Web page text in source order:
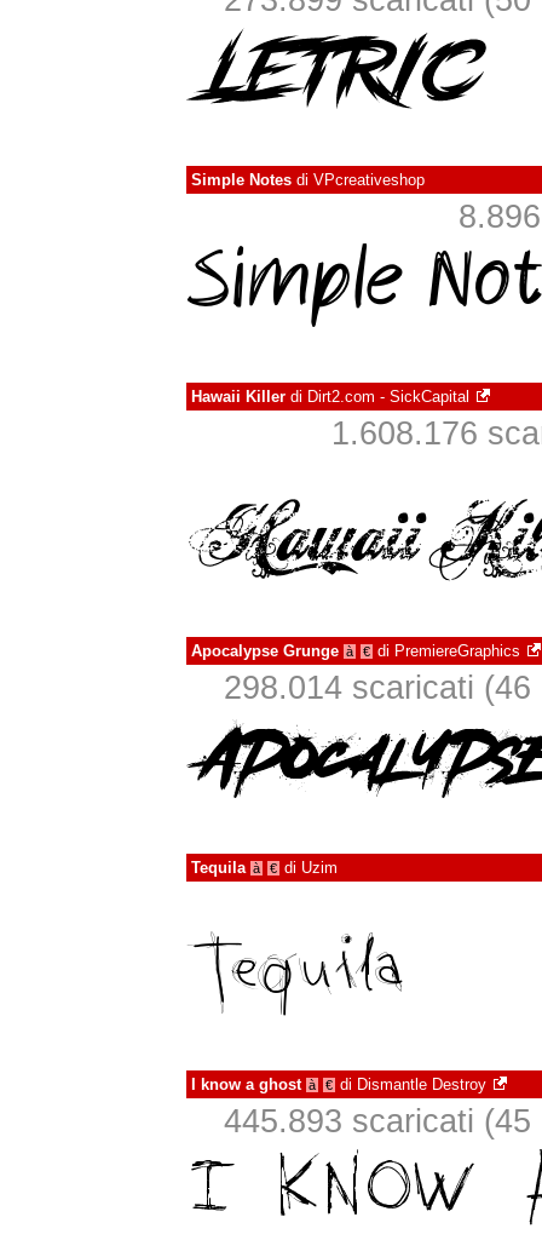
Simple Notes di VPcreativeshop
Hawaii Killer di Dirt2.com - SickCapital
1.608.176
Apocalypse Grunge à € di PremiereGraphics
298.014 scaricati (46
Tequila à € di Uzim
I know a ghost à € di Dismantle Destroy
445.893 scaricati (45